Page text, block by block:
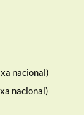
nacional)
nacional)